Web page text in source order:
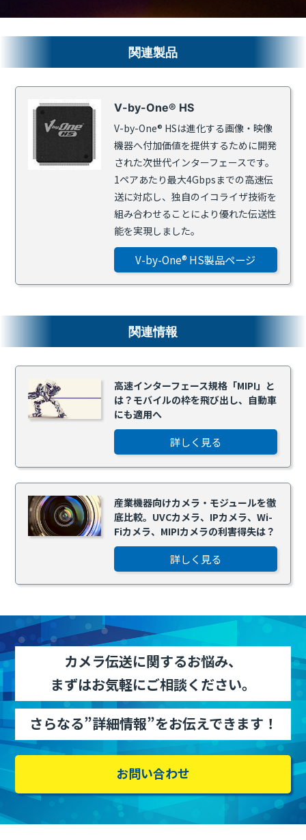
関連製品
V-by-One® HS
V-by-One® HSは進化する画像・映像
機器へ付加価値を提供するために開発
された次世代インターフェースです。
1ペアあたり最大4Gbpsまでの高速伝
送に対応し、独自のイコライザ技術を
組み合わせることにより優れた伝送性
能を実現しました。
V-by-One® HS製品ページ
関連情報
高速インターフェース規格「MIPI」と
は？モバイルの枠を飛び出し、自動車
にも適用へ
詳しく見る
産業機器向けカメラ・モジュールを徹
底比較。UVCカメラ、IPカメラ、Wi-
Fiカメラ、MIPIカメラの利害得失は？
詳しく見る
カメラ伝送に関するお悩み、
まずはお気軽にご相談ください。
さらなる”詳細情報”をお伝えできます！
お問い合わせ